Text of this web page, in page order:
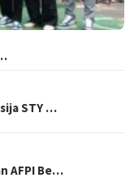
STY …
AFPI Be…